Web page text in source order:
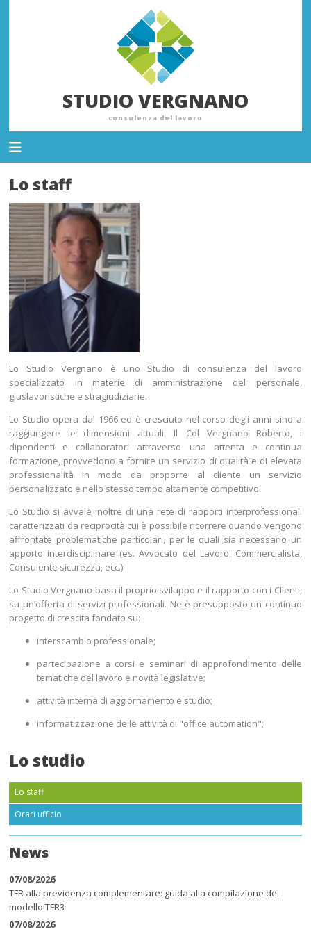
STUDIO VERGNANO
consulenza del lavoro
Lo staff
Lo Studio Vergnano è uno Studio di consulenza del lavoro
specializzato in materie di amministrazione del personale,
giuslavoristiche e stragiudiziarie.
Lo Studio opera dal 1966 ed è cresciuto nel corso degli anni sino a
raggiungere le dimensioni attuali. Il Cdl Vergnano Roberto, i
dipendenti e collaboratori attraverso una attenta e continua
formazione, provvedono a fornire un servizio di qualità e di elevata
professionalità in modo da proporre al cliente un servizio
personalizzato e nello stesso tempo altamente competitivo.
Lo Studio si avvale inoltre di una rete di rapporti interprofessionali
caratterizzati da reciprocità cui è possibile ricorrere quando vengono
affrontate problematiche particolari, per le quali sia necessario un
apporto interdisciplinare (es. Avvocato del Lavoro, Commercialista,
Consulente sicurezza, ecc.)
Lo Studio Vergnano basa il proprio sviluppo e il rapporto con i Clienti,
su un’offerta di servizi professionali. Ne è presupposto un continuo
progetto di crescita fondato su:
interscambio professionale;
partecipazione a corsi e seminari di approfondimento delle
tematiche del lavoro e novità legislative;
attività interna di aggiornamento e studio;
informatizzazione delle attività di "office automation";
Lo studio
Lo staff
Orari ufficio
News
07/08/2026
TFR alla previdenza complementare: guida alla compilazione del
modello TFR3
07/08/2026